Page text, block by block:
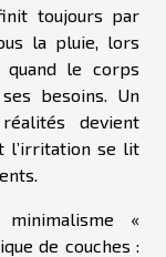
toujours par
la pluie, lors
quand le corps
besoins. Un
devient
l’irritation se lit
«
de couches :